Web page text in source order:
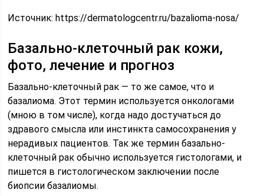
Источник:https://dermatologcentr.ru/bazalioma-nosa/
Базально-клеточный рак кожи,
фото, лечение и прогноз
Базально-клеточный рак — то же самое, что и
базалиома. Этот термин используется онкологами
(мною в том числе), когда надо достучаться до
здравого смысла или инстинкта самосохранения у
нерадивых пациентов. Так же термин базально-
клеточный рак обычно используется гистологами, и
пишется в гистологическом заключении после
биопсии базалиомы.